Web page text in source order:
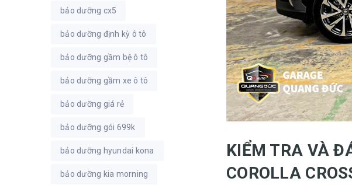
KIỂM TRA VÀ
COROLLA
bảo dưỡng cx5
bảo dưỡng định kỳ ô tô
bảo dưỡng gầm bệ ô tô
bảo dưỡng gầm xe ô tô
bảo dưỡng giá rẻ
bảo dưỡng gói 699k
bảo dưỡng hyundai kona
bảo dưỡng kia morning